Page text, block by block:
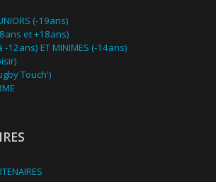
(-19ans)
et +18ans)
-12ans) ET MINIMES (-14ans)
Touch')